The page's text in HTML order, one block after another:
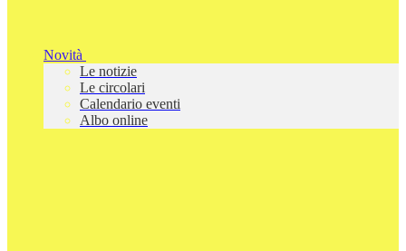
Novità
Le notizie
Le circolari
Calendario eventi
Albo online